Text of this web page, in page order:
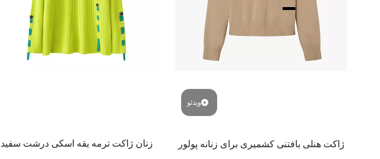
ویدئو
ژاکت هنلی بافتنی کشمیری برای زنانه پولور زنان ژاکت ترمه یقه اسکی درشت سفید